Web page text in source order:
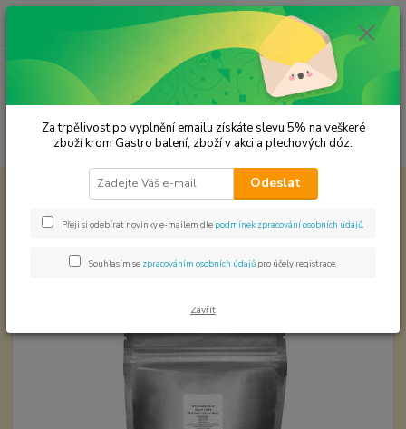
Menu
Hledat
ks
za 0,00 Kč
Koření od Samuela podle způsobu použití
Bramborová jídla
Babiččino staročeské
Za trpělivost po vyplnění emailu získáte slevu 5% na veškeré
zboží krom Gastro balení, zboží v akci a plechových dóz.
Odeslat
Přeji si odebírat novinky e-mailem dle podmínek zpracování osobních údajů
Souhlasím se zpracováním osobních údajů pro účely registrace.
Zavřít